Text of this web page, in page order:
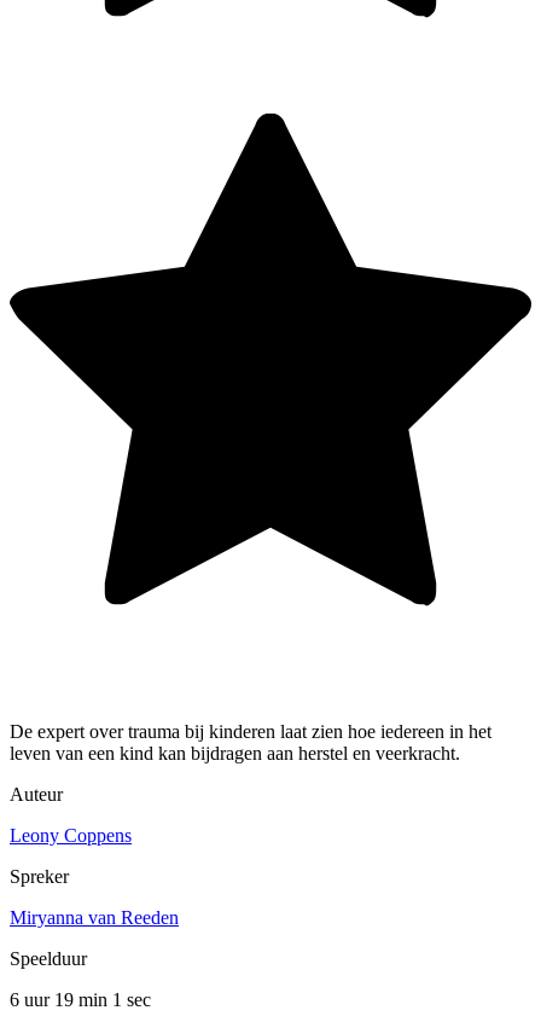
De expert over trauma bij kinderen laat zien hoe iedereen in het
leven van een kind kan bijdragen aan herstel en veerkracht.
Auteur
Leony Coppens
Spreker
Miryanna van Reeden
Speelduur
6 uur 19 min 1 sec